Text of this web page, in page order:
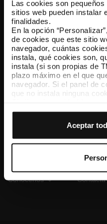
Las cookies son
sitios web pueden instalar
finalidades.
En la opción
de cookies que este sitio
navegador, cuántas
instala, qué cookies son,
instala (si son propias de
plazo máximo en el que
navegador. Si el panel de
que no instala ninguna
que todas estas cookies
tipología de cookies
instalen o no las cookies
Una vez que hayas
hacer clic en “Seleccionar
previamente. Te
de personalización,
opciones de navegación
Aceptar
TMB App
Descárgate TMB App y
App Store
Conócenos Contacta